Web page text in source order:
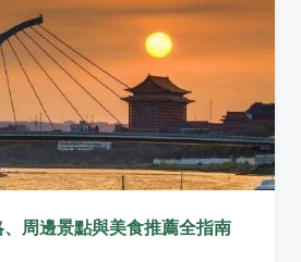
周邊景點與美食推薦全指南